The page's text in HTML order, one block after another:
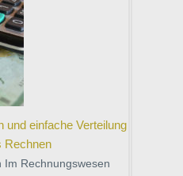
und einfache Verteilung
Rechnen
Im Rechnungswesen